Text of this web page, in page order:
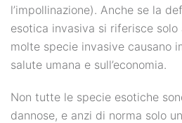
l’impollinazione). Anche se la
esotica invasiva si riferisce
molte specie invasive causano
salute umana e sull’economia.
Non tutte le specie esotiche
dannose, e anzi di norma solo